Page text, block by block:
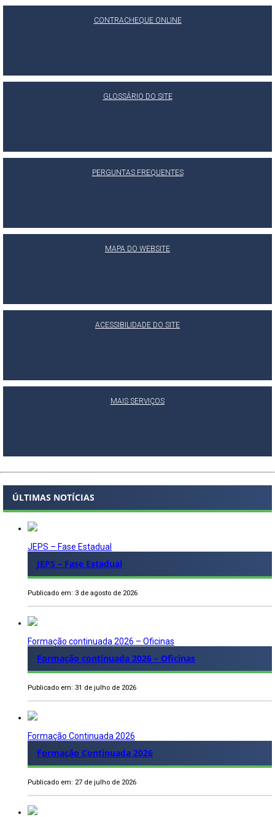
CONTRACHEQUE ONLINE
GLOSSÁRIO DO SITE
PERGUNTAS FREQUENTES
MAPA DO WEBSITE
ACESSIBILIDADE DO SITE
MAIS SERVIÇOS
ÚLTIMAS NOTÍCIAS
JEPS – Fase Estadual
JEPS – Fase Estadual
Publicado em: 3 de agosto de 2026
Formação continuada 2026 – Oficinas
Formação continuada 2026 – Oficinas
Publicado em: 31 de julho de 2026
Formação Continuada 2026
Formação Continuada 2026
Publicado em: 27 de julho de 2026